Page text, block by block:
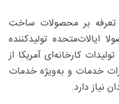
بر محصولات ساخت
ایالات‌متحده تولیدکننده
کارخانه‌ای آمریکا از
خدمات و به‌ویژه خدمات
نیاز دارد.